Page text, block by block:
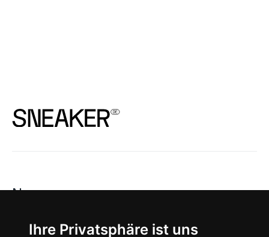
Ihre Privatsphäre ist uns
News
About